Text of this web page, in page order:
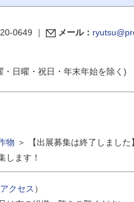
0649 ｜ メール：
日曜・祝日・年末年始を除く)
物 ＞
【出展募集は終了しまし
します！
クセス ）